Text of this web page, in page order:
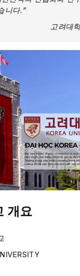
니다.”
고려대
개요